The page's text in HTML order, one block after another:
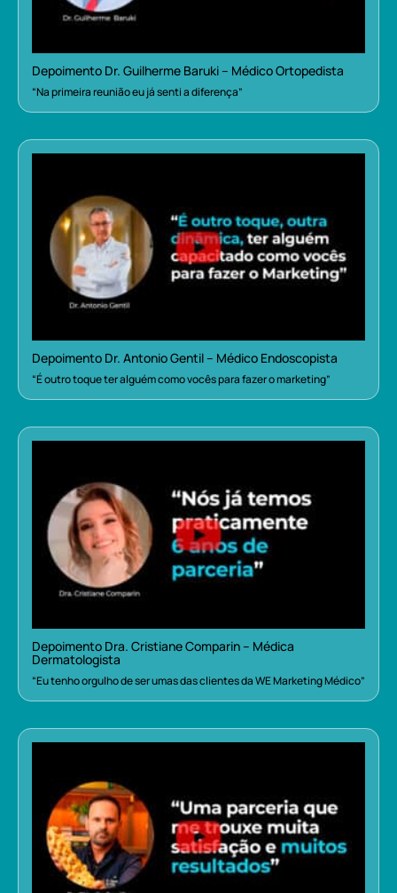
Depoimento Dr. Guilherme Baruki – Médico Ortopedista
“Na primeira reunião eu já senti a diferença”
Depoimento Dr. Antonio Gentil – Médico Endoscopista
“É outro toque ter alguém como vocês para fazer o marketing”
Depoimento Dra. Cristiane Comparin – Médica
Dermatologista
“Eu tenho orgulho de ser umas das clientes da WE Marketing Médico”